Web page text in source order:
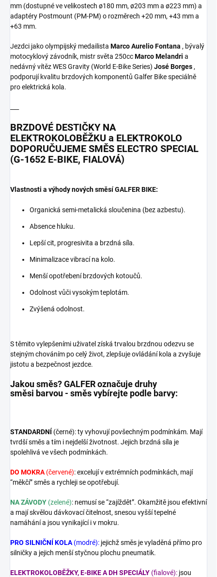
mm (dostupné ve velikostech ø180 mm, ø203 mm a ø223 mm) a
adaptéry Postmount (PM-PM) o rozměrech +20 mm, +43 mm a
+63 mm.
Jezdci jako olympijský medailista Marco Aurelio Fontana , bývalý
motocyklový závodník, mistr světa 250ccMarco Melandri a
nedávný vítěz WES Gravity (World E-Bike Series) José Borges ,
podporují kvalitu brzdových komponentů Galfer Bike speciálně
pro elektrická kola.
BRZDOVÉ DESTIČKY NA
ELEKTROKOLOBĚŽKU a ELEKTROKOLO
DOPORUČUJEME SMĚS ELECTRO SPECIAL
(G-1652 E-BIKE, FIALOVÁ)
Vlastnosti a výhody nových směsí GALFER BIKE:
Organická semi-metalická sloučenina (bez azbestu).
Absence hluku.
Lepší cit, progresivita a brzdná síla.
Minimalizace vibrací na kolo.
Menší opotřebení brzdových kotoučů.
Odolnost vůči vysokým teplotám.
Zvýšená odolnost.
S těmito vylepšeními uživatel získá trvalou brzdnou odezvu se
stejným chováním po celý život, zlepšuje ovládání kola a zvyšuje
jistotu a bezpečnost jezdce.
Jakou směs? GALFER označuje druhy
směsi barvou - směs vybírejte podle barvy:
STANDARDNÍ (černé): ty vyhovují povšechným podmínkám. Mají
tvrdší směs a tím i nejdelší životnost. Jejich brzdná síla je
spolehlivá ve všech podmínkách.
DO MOKRA (červené): excelují v extrémních podmínkách, mají
“měkčí” směs a rychleji se opotřebují.
NA ZÁVODY (zelené): nemusí se “zajíždět”. Okamžitě jsou efektivní
a mají skvělou dávkovací čitelnost, snesou vyšší tepelné
namáhání a jsou vynikající i v mokru.
PRO SILNIČNÍ KOLA (modré): jejichž směs je vyladěná přímo pro
silničky a jejich menší styčnou plochu pneumatik.
ELEKTROKOLOBĚŽKY, E-BIKE A DH SPECIÁLY (fialové): jsou